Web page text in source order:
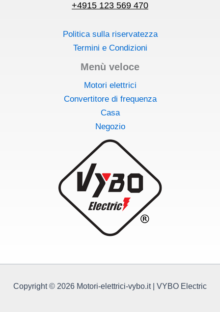
+4915 123 569 470
Politica sulla riservatezza
Termini e Condizioni
Menù veloce
Motori elettrici
Convertitore di frequenza
Casa
Negozio
Copyright © 2026 Motori-elettrici-vybo.it | VYBO Electric